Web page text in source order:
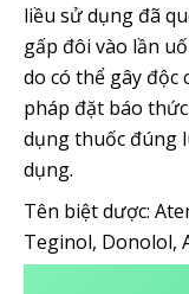
liều sử dụng đã
gấp đôi vào lần
do có thể gây độc
pháp đặt báo
dụng thuốc đúng
dụng.
Tên biệt dược:
Teginol, Donolol,